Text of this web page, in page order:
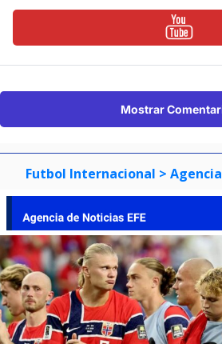
Mostrar
Futbol Internacional >